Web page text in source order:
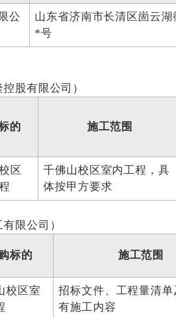
公
山东省济南市长清区崮云
*号
股有限公司）
的 施工范围
区
千佛山校区室内工程，具
体按甲方要求
限公司）
标的 施工范围
校区室
招标文件、工程量清
有施工内容